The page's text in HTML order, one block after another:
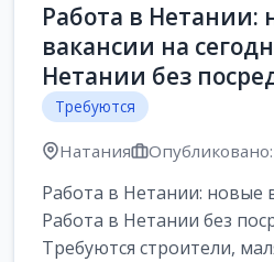
Работа в Нетании:
вакансии на
Нетании без
Требуются
Натания
Работа в Нетании: новые
Работа в Нетании без
Требуются строители,